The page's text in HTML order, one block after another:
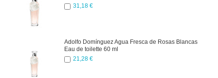
31,18 €
Adolfo Domínguez Agua Fresca de Rosas Blancas
Eau de toilette 60 ml
21,28 €